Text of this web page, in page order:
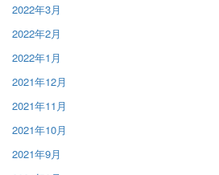
2022年3月
2022年2月
2022年1月
2021年12月
2021年11月
2021年10月
2021年9月